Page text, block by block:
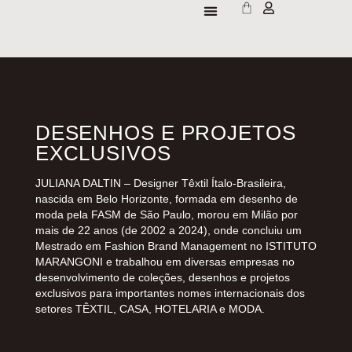
DESENHOS E PROJETOS
EXCLUSIVOS
JULIANA DALTIN – Designer Têxtil Ítalo-Brasileira,
nascida em Belo Horizonte, formada em desenho de
moda pela FASM de São Paulo, morou em Milão por
mais de 22 anos (de 2002 a 2024), onde concluiu um
Mestrado em Fashion Brand Management no ISTITUTO
MARANGONI e trabalhou em diversas empresas no
desenvolvimento de coleções, desenhos e projetos
exclusivos para importantes nomes internacionais dos
setores TÊXTIL, CASA, HOTELARIA e MODA.